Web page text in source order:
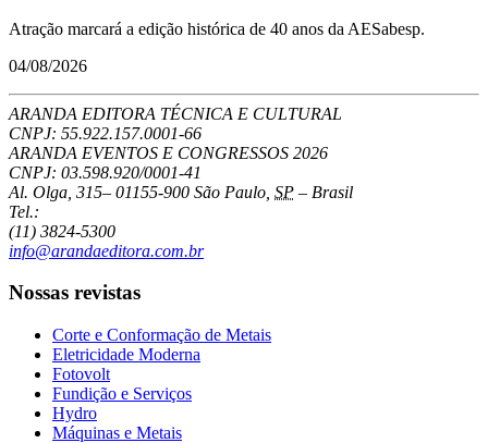
Atração marcará a edição histórica de 40 anos da AESabesp.
04/08/2026
ARANDA EDITORA TÉCNICA E CULTURAL
CNPJ: 55.922.157.0001-66
ARANDA EVENTOS E CONGRESSOS 2026
CNPJ: 03.598.920/0001-41
Al. Olga, 315– 01155-900 São Paulo SP – Brasil
Tel.:
(11) 3824-5300
info@arandaeditora.com.br
Nossas revistas
Corte e Conformação de Metais
Eletricidade Moderna
Fotovolt
Fundição e Serviços
Hydro
Máquinas e Metais